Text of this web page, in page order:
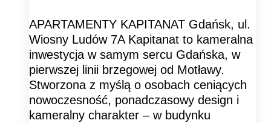
APARTAMENTY KAPITANAT Gdańsk, ul.
Wiosny Ludów 7A Kapitanat to kameralna
inwestycja w samym sercu Gdańska, w
pierwszej linii brzegowej od Motławy.
Stworzona z myślą o osobach ceniących
nowoczesność, ponadczasowy design i
kameralny charakter – w budynku